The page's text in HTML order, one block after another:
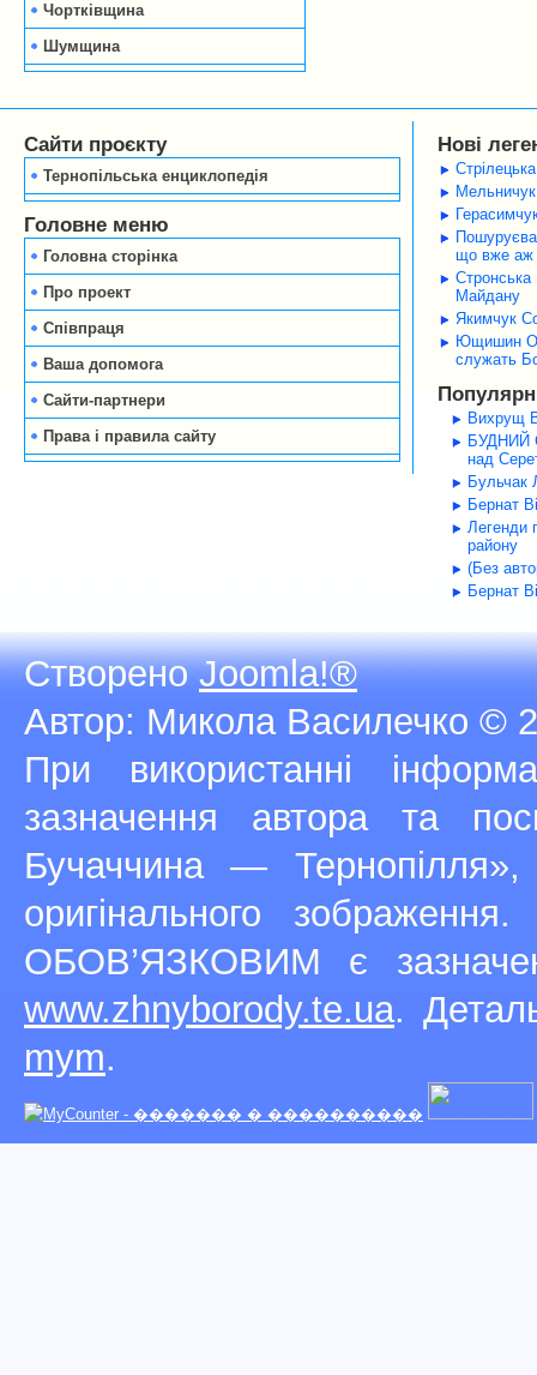
Чортківщина
Шумщина
Сайти проєкту
Тернопільська енциклопедія
Головне меню
Головна сторінка
Про проект
Співпраця
Ваша допомога
Сайти-партнери
Права і правила сайту
Нові
Мельничук
що вже аж
Стронська
Майдану
Якимчук
Ющишин
служать
Вихрущ
БУДНИЙ
над
Бульчак
Бернат
Легенди
району
(Без
Бернат
СтвореноJoomla!®
Автор: Микола Василечко ©
При використанні
зазначення автора та
Бучаччина —
оригінального
ОБОВ’ЯЗКОВИМ є
www.zhnyborody.te.ua.
mym.